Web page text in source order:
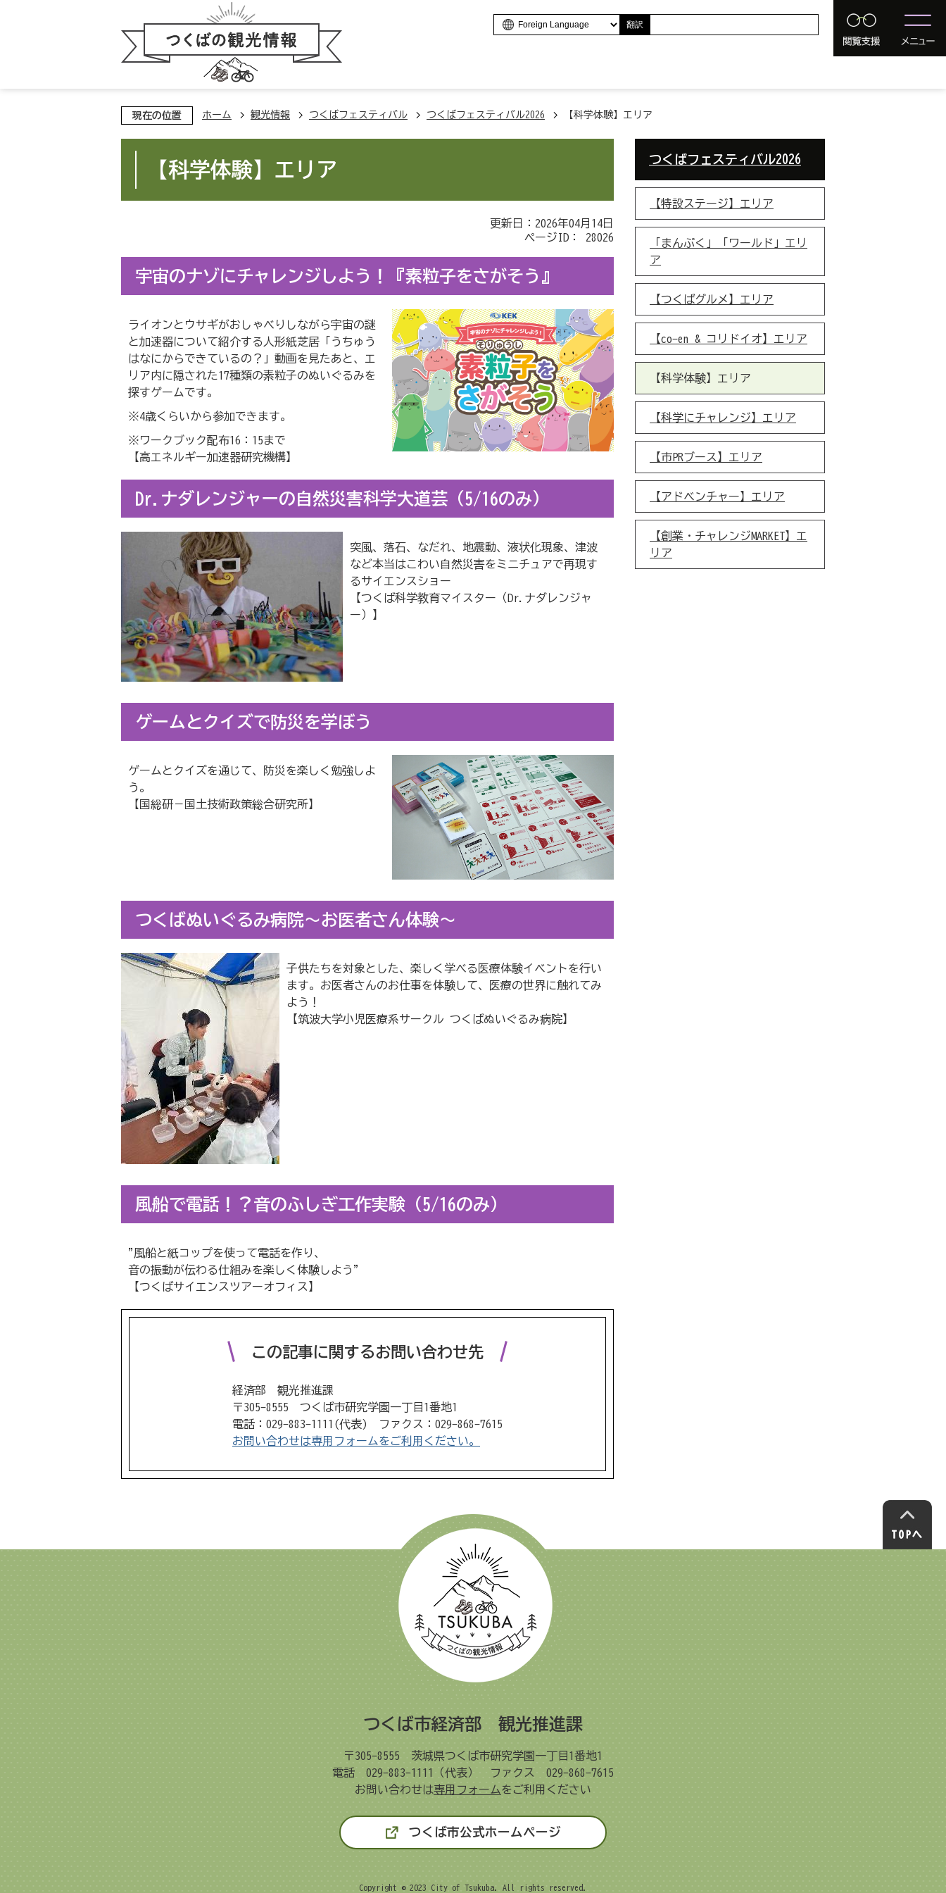
翻訳
現在の位置 ホーム 観光情報 つくばフェスティバル つくばフェスティバル2026 【科学体験】エリア
【科学体験】エリア
更新日：2026年04月14日
ページID：
28026
宇宙のナゾにチャレンジしよう！『素粒子をさがそう』
ライオンとウサギがおしゃべりしながら宇宙の謎
と加速器について紹介する人形紙芝居「うちゅう
はなにからできているの？」動画を見たあと、エ
リア内に隠された17種類の素粒子のぬいぐるみを
探すゲームです。
※4歳くらいから参加できます。
※ワークブック配布16：15まで
【高エネルギー加速器研究機構】
Dr.ナダレンジャーの自然災害科学大道芸（5/16のみ）
突風、落石、なだれ、地震動、液状化現象、津波
など本当はこわい自然災害をミニチュアで再現す
るサイエンスショー
【つくば科学教育マイスター（Dr.ナダレンジャ
ー）】
ゲームとクイズで防災を学ぼう
ゲームとクイズを通じて、防災を楽しく勉強しよ
う。
【国総研－国土技術政策総合研究所】
つくばぬいぐるみ病院～お医者さん体験～
子供たちを対象とした、楽しく学べる医療体験イベントを行い
ます。お医者さんのお仕事を体験して、医療の世界に触れてみ
よう！
【筑波大学小児医療系サークル つくばぬいぐるみ病院】
風船で電話！？音のふしぎ工作実験（5/16のみ）
"風船と紙コップを使って電話を作り、
音の振動が伝わる仕組みを楽しく体験しよう"
【つくばサイエンスツアーオフィス】
この記事に関するお問い合わせ先
経済部 観光推進課
〒305-8555 つくば市研究学園一丁目1番地1
電話：029-883-1111(代表) ファクス：029-868-7615
お問い合わせは専用フォームをご利用ください。
つくばフェスティバル2026
【特設ステージ】エリア
「まんぷく」「ワールド」エリ
ア
【つくばグルメ】エリア
【co-en & コリドイオ】エリア
【科学体験】エリア
【科学にチャレンジ】エリア
【市PRブース】エリア
【アドベンチャー】エリア
【創業・チャレンジMARKET】エ
リア
つくば市経済部 観光推進課
〒305-8555
茨城県つくば市研究学園一丁目1番地1
電話 029-883-1111（代表）
ファクス 029-868-7615
お問い合わせは専用フォームをご利用ください
つくば市公式ホームページ
Copyright © 2023 City of Tsukuba. All rights reserved.